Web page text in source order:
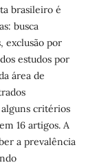
brasileiro é
busca
exclusão por
estudos por
área de
critérios
16 artigos. A
a prevalência